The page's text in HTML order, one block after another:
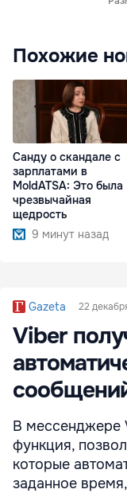
Похожие
Санду о скандале с
зарплатами в
MoldATSA: Это была
чрезвычайная
щедрость
9 минут назад
Gazeta 22
Viber
В мессенджере
функция,
которые
заданное